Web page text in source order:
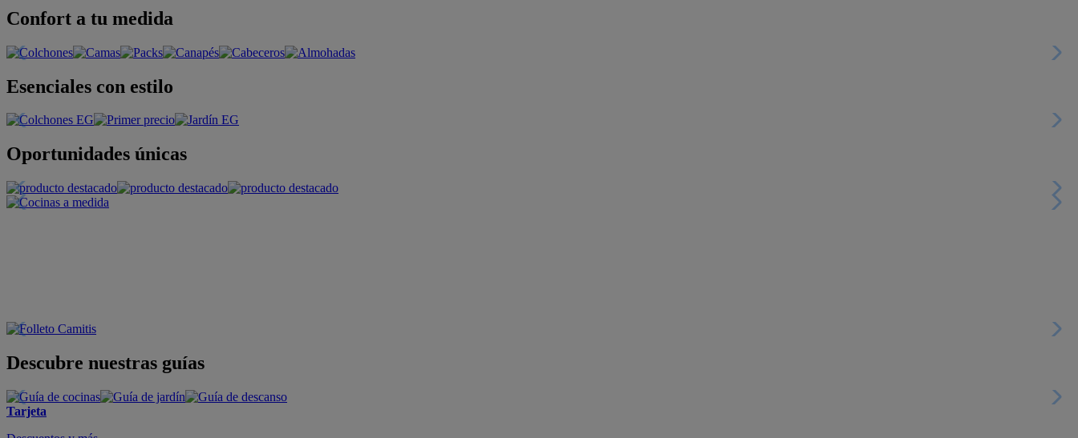
Confort a tu medida
Esenciales con estilo
Oportunidades únicas
Descubre nuestras guías
Tarjeta